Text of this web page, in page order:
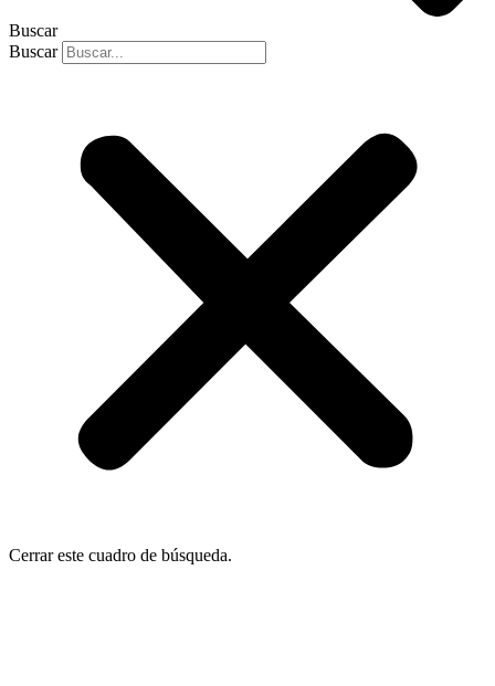
Buscar
Buscar
Cerrar este cuadro de búsqueda.